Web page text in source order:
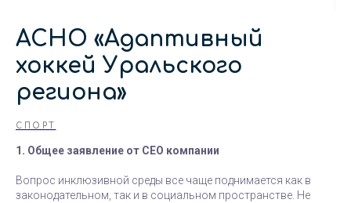
АСНО «Адаптивный
хоккей Уральского
региона»
СПОРТ
1. Общее заявление от СЕО компании
Вопрос инклюзивной среды все чаще поднимается как в
законодательном, так и в социальном пространстве. Не